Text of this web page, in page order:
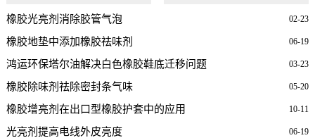
02-23
橡胶光亮剂消除胶管气泡
06-19
橡胶地垫中添加橡胶祛味剂
03-23
鸿运环保塔尔油解决白色橡胶鞋底迁移问题
05-20
橡胶除味剂祛除密封条气味
10-11
橡胶增亮剂在出口型橡胶护套中的应用
06-19
光亮剂提高电线外皮亮度